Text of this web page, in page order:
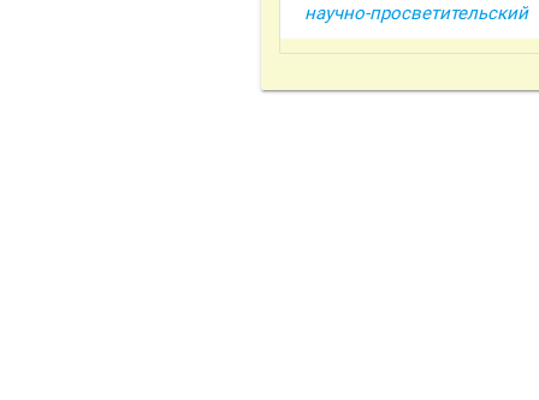
научно-просветительский